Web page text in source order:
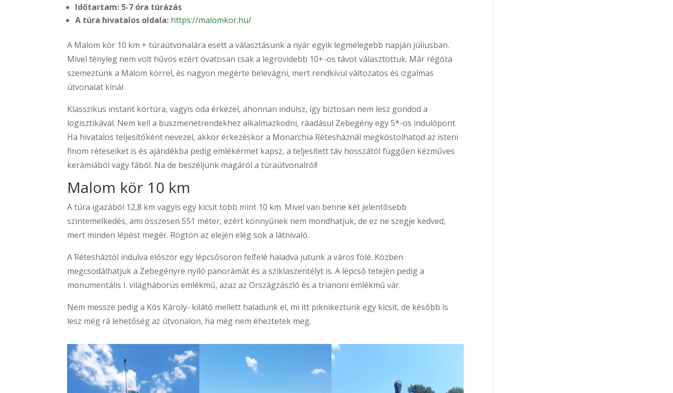
Időtartam: 5-7 óra túrázás
A túra hivatalos oldala: https://malomkor.hu/
A Malom kör 10 km + túraútvonalára esett a választásunk a nyár egyik legmelegebb napján júliusban.
Mivel tényleg nem volt hűvös ezért óvatosan csak a legrövidebb 10+-os távot választottuk. Már régóta
szemeztünk a Malom körrel, és nagyon megérte belevágni, mert rendkívül változatos és izgalmas
útvonalat kínál.
Klasszikus instant körtúra, vagyis oda érkezel, ahonnan indulsz, így biztosan nem lesz gondod a
logisztikával. Nem kell a buszmenetrendekhez alkalmazkodni, ráadásul Zebegény egy 5*-os indulópont.
Ha hivatalos teljesítőként nevezel, akkor érkezéskor a Monarchia Rétesháznál megkóstolhatod az isteni
finom réteseiket is és ajándékba pedig emlékérmet kapsz, a teljesített táv hosszától függően kézműves
kerámiából vagy fából. Na de beszéljünk magáról a túraútvonalról!
Malom kör 10 km
A túra igazából 12,8 km vagyis egy kicsit több mint 10 km. Mivel van benne két jelentősebb
szintemelkedés, ami összesen 551 méter, ezért könnyűnek nem mondhatjuk, de ez ne szegje kedved,
mert minden lépést megér. Rögtön az elején elég sok a látnivaló.
A Rétesháztól indulva először egy lépcsősoron felfelé haladva jutunk a város fölé. Közben
megcsodálhatjuk a Zebegényre nyíló panorámát és a sziklaszentélyt is. A lépcső tetején pedig a
monumentális I. világháborús emlékmű, azaz az Országzászló és a trianoni emlékmű vár.
Nem messze pedig a Kós Károly- kilátó mellett haladunk el, mi itt piknikeztünk egy kicsit, de később is
lesz még rá lehetőség az útvonalon, ha még nem éheztetek meg.